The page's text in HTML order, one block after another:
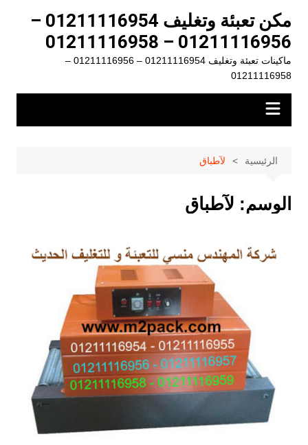
المحتوى
مكن تعبئة وتغليف 01211116954 –
01211116956 – 01211116958
ماكينات تعبئة وتغليف 01211116954 – 01211116956 –
01211116958
الرئيسية لآطباق
الوسم: لآطباق